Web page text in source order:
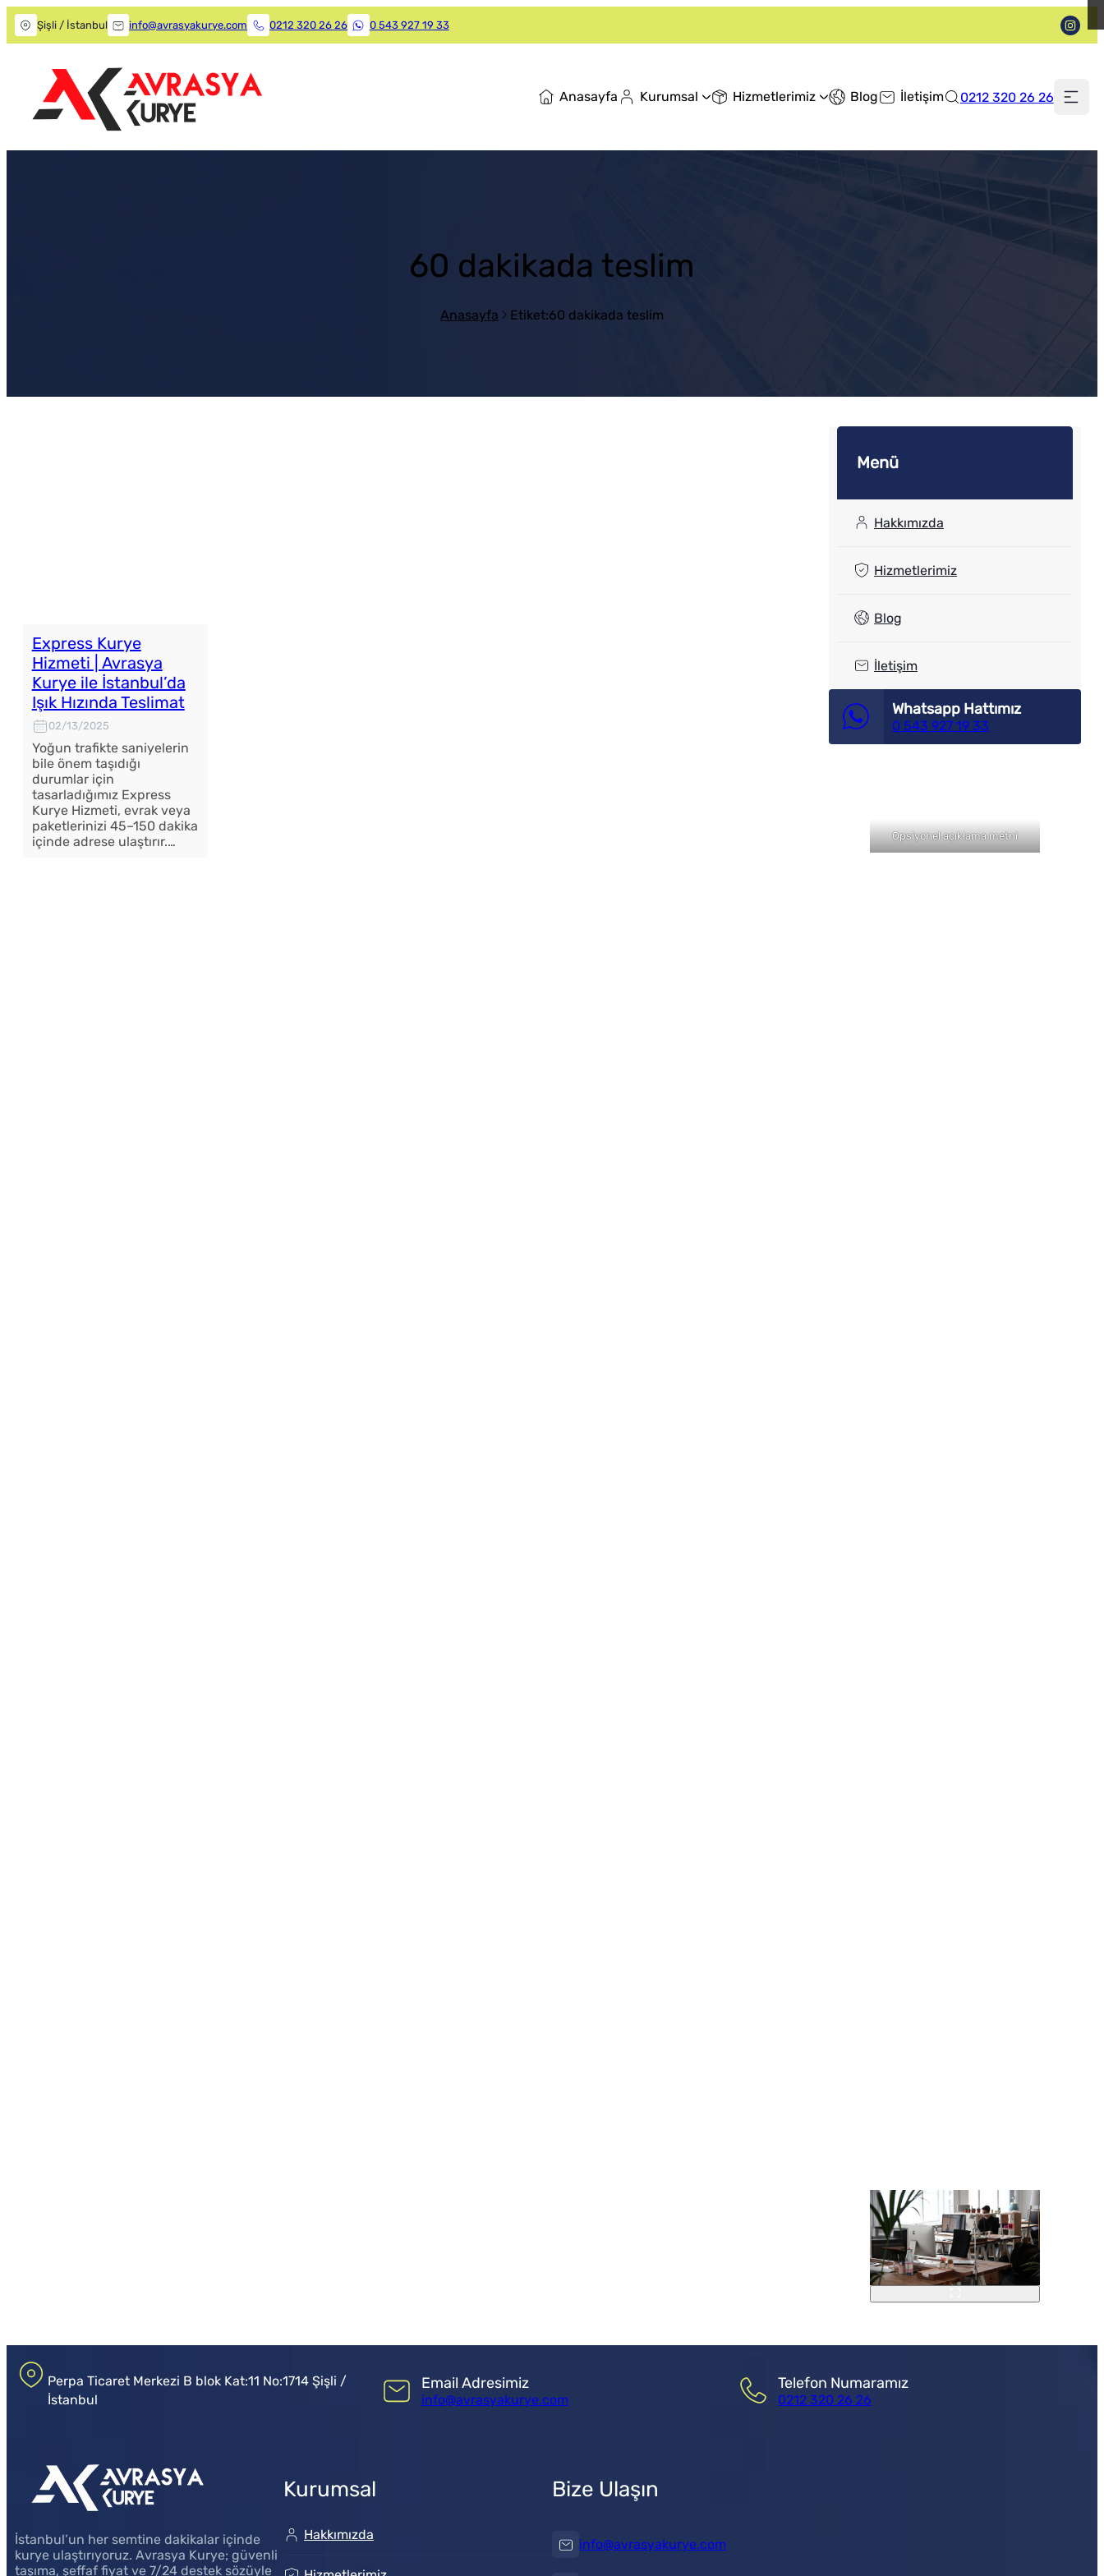
Şişli / İstanbul info@avrasyakurye.com 0212 320 26 26 0 543 927 19 33
Anasayfa Kurumsal Hizmetlerimiz Blog İletişim 0212 320 26 26
60 dakikada teslim
Anasayfa Etiket:60 dakikada teslim
Express Kurye
Hizmeti | Avrasya
Kurye ile İstanbul’da
Işık Hızında Teslimat
02/13/2025
Yoğun trafikte saniyelerin
bile önem taşıdığı
durumlar için
tasarladığımız Express
Kurye Hizmeti, evrak veya
paketlerinizi 45–150 dakika
içinde adrese ulaştırır.…
Menü
Hakkımızda
Hizmetlerimiz
Blog
İletişim
Whatsapp Hattımız
0 543 927 19 33
Opsiyonel açıklama metni
Perpa Ticaret Merkezi B blok Kat:11 No:1714 Şişli /
İstanbul
Email Adresimiz
info@avrasyakurye.com
Telefon Numaramız
0212 320 26 26
İstanbul’un her semtine dakikalar içinde
kurye ulaştırıyoruz. Avrasya Kurye; güvenli
taşıma, şeffaf fiyat ve 7/24 destek sözüyle
Kurumsal
Hakkımızda
Bize Ulaşın
info@avrasyakurye.com